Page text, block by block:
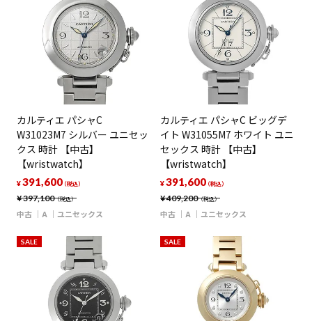
カルティエ パシャC
W31023M7 シルバー ユニセッ
クス 時計 【中古】
【wristwatch】
¥397,100（税込）
¥391,600（税込）
中古 A ユニセックス
カルティエ パシャC ビッグデ
イト W31055M7 ホワイト ユニ
セックス 時計 【中古】
【wristwatch】
¥409,200（税込）
¥391,600（税込）
中古 A ユニセックス
SALE SALE